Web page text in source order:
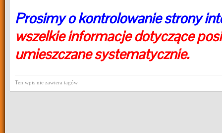
Prosimy o kontrolowanie strony
wszelkie informacje dotyczące
umieszczane systematycznie.
Ten wpis nie zawiera tagów